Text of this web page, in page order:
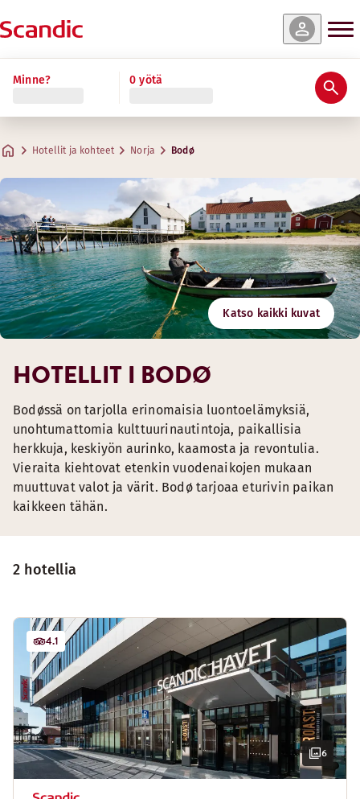
Minne? 0 yötä
Hotellit ja kohteet Norja Bodø
Katso kaikki kuvat
2 hotellia
6
4.1
HOTELLIT I BODØ
Bodøssä on tarjolla erinomaisia luontoelämyksiä,
unohtumattomia kulttuurinautintoja, paikallisia
herkkuja, keskiyön aurinko, kaamosta ja revontulia.
Vieraita kiehtovat etenkin vuodenaikojen mukaan
muuttuvat valot ja värit. Bodø tarjoaa eturivin paikan
kaikkeen tähän.